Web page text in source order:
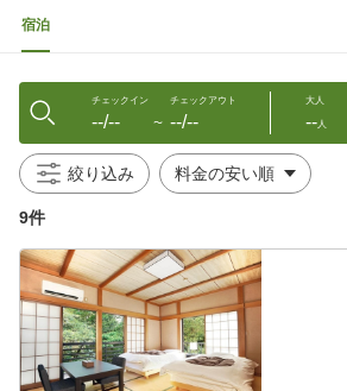
宿泊
チェックイン
--/-- 〜
チェックアウト
--/--
大人
--人
絞り込み
9件